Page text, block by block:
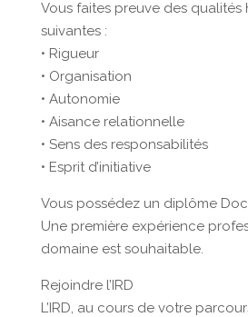
Vous faites preuve des qualités
suivantes :
• Rigueur
• Organisation
• Autonomie
• Aisance relationnelle
• Sens des responsabilités
• Esprit d’initiative
Vous possédez un diplôme
Une première expérience
domaine est souhaitable.
Rejoindre l’IRD
L’IRD, au cours de votre